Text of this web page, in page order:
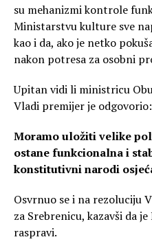
su mehanizmi kontrole
Ministarstvu kulture sve
kao i da, ako je netko
nakon potresa za osobni
Upitan vidi li ministricu
Vladi premijer je
Moramo uložiti velike
ostane funkcionalna i
konstitutivni narodi
Osvrnuo se i na rezoluciju
za Srebrenicu, kazavši da
raspravi.